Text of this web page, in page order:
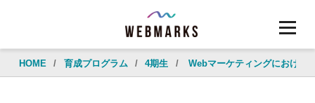
HOME / 育成プログラム / 4期生 / Webマーケティングにおける